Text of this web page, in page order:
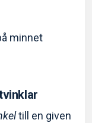
minnet
till en given